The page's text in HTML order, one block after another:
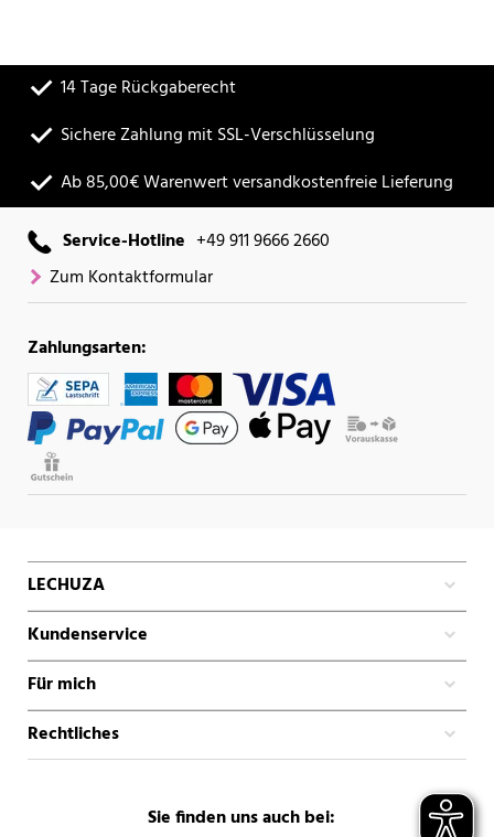
14 Tage Rückgaberecht
Sichere Zahlung mit SSL-Verschlüsselung
Ab 85,00€ Warenwert versandkostenfreie Lieferung
Service-Hotline +49 911 9666 2660
Zum Kontaktformular
Zahlungsarten:
LECHUZA
Kundenservice
Für mich
Rechtliches
Sie finden uns auch bei: